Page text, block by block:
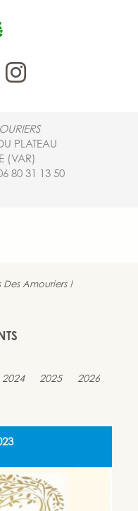
PLATEAU
(VAR)
80 31 13 50
Le Mas
Des Amouriers !
2024 2025 2026